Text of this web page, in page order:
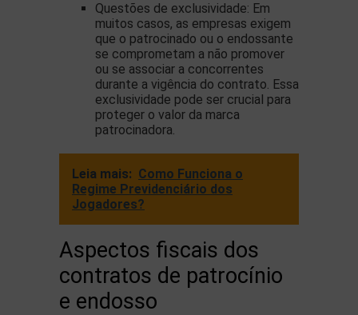
Questões de exclusividade: Em
muitos casos, as empresas exigem
que o patrocinado ou o endossante
se comprometam a não promover
ou se associar a concorrentes
durante a vigência do contrato. Essa
exclusividade pode ser crucial para
proteger o valor da marca
patrocinadora.
Leia mais: Como Funciona o
Regime Previdenciário dos
Jogadores?
Aspectos fiscais dos
contratos de patrocínio
e endosso